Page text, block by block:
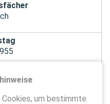
um bestimmte